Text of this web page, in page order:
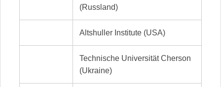
(Russland)
Altshuller Institute (USA)
Technische Universität Cherson
(Ukraine)